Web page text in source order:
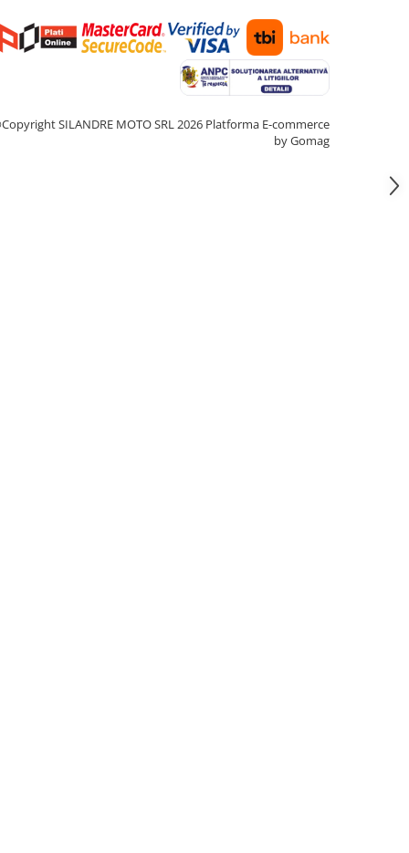
SILANDRE MOTO SRL 2026 Platforma E-commerce
by Gomag